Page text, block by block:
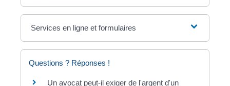
Services en ligne et formulaires
Questions ? Réponses !
Un avocat peut-il exiger de l'argent d'un